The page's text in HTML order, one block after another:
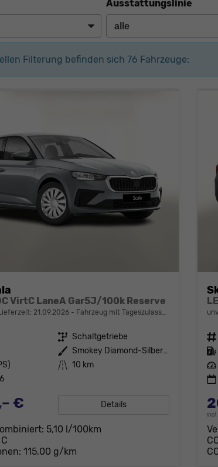
Ausstattungslinie
Filterung befinden sich 76 Fahrzeuge:
VirtC LaneA Gar5J/100k Reserve
21.09.2026 Fahrzeug mit Tageszulassung
Getriebe Schaltgetriebe
Außenfarbe
Smokey Diamond-Silber Metallic
Kilometerstand 10 km
€ Details
5,10 l/100km
C
115,00 g/km
Fahrzeugnr.
Kraftstoff
Leistung
incl.